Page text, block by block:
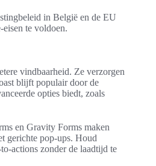
in België en de EU
te voldoen.
vindbaarheid. Ze verzorgen
blijft populair door de
opties biedt, zoals
en Gravity Forms maken
gerichte pop-ups. Houd
actions zonder de laadtijd te